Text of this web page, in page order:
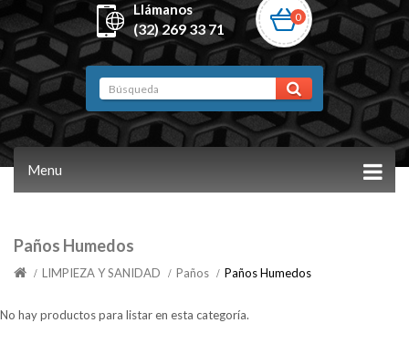
Llámanos
(32) 269 33 71
0
Menu
Paños Humedos
LIMPIEZA Y SANIDAD Paños Paños Humedos
No hay productos para listar en esta categoría.